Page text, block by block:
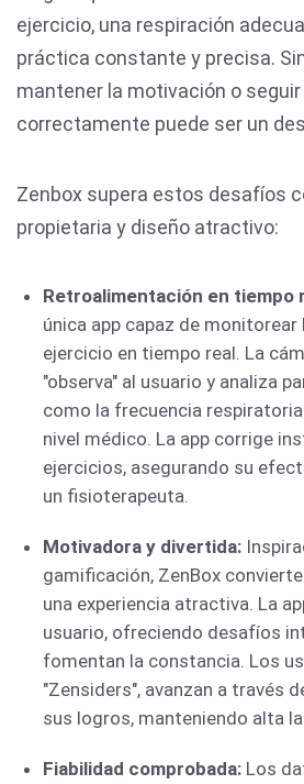
ejercicio, una respiración
práctica constante y precisa.
mantener la motivación o
correctamente puede ser un
Zenbox supera estos desafíos
propietaria y diseño atractivo:
Retroalimentación en tiempo
única app capaz de monitorear
ejercicio en tiempo real. La
"observa" al usuario y analiza
como la frecuencia
nivel médico. La app corrige
ejercicios, asegurando su
un fisioterapeuta.
Motivadora y divertida:
gamificación, ZenBox
una experiencia atractiva. La
usuario, ofreciendo desafíos
fomentan la constancia. Los
"Zensiders", avanzan a través
sus logros, manteniendo alta
Fiabilidad comprobada: Los